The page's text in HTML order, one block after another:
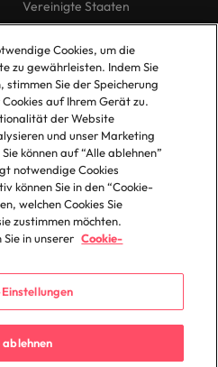
Vereinigte Staaten
Büros
Berlin
Düsseldorf
Frankfurt
Hamburg
Plc. All Rights Reserved.
Cookies, um die
zu gewährleisten. Indem Sie
stimmen Sie der Speicherung
auf Ihrem Gerät zu.
der Website
und unser Marketing
können auf “Alle ablehnen”
notwendige Cookies
können Sie in den “Cookie-
welchen Cookies Sie
zustimmen möchten.
in unserer Cookie-
ablehnen